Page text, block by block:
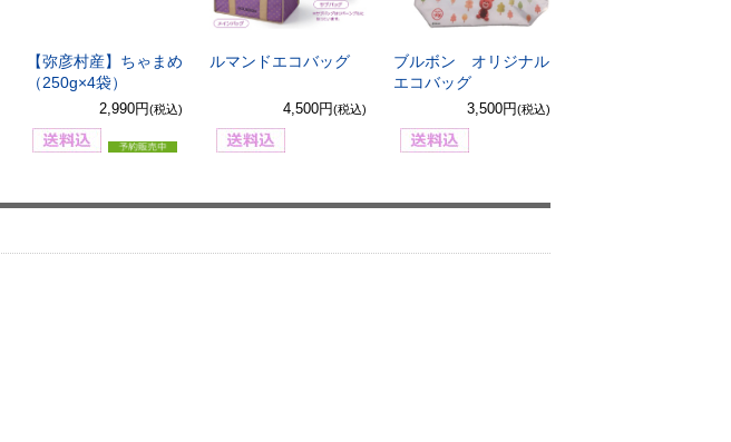
【弥彦村産】ちゃまめ
（250g×4袋）
2,990円(税込)
ルマンドエコバッグ
4,500円(税込)
ブルボン オリジナル
エコバッグ
3,500円(税込)